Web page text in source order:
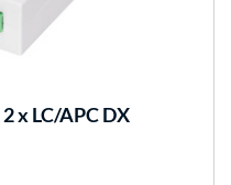
x LC/APC DX